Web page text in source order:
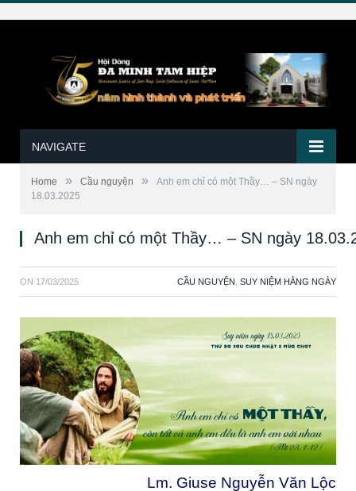
NAVIGATE
Home » Cầu nguyện »
Anh em chỉ có một Thầy… – SN ngày
18.03.2025
Anh em chỉ có một Thầy… – SN ngày
ON 17/03/2025 CẦU NGUYỆN SUY NIỆM HẰNG NGÀY
Lm. Giuse Nguyễn Văn Lộc